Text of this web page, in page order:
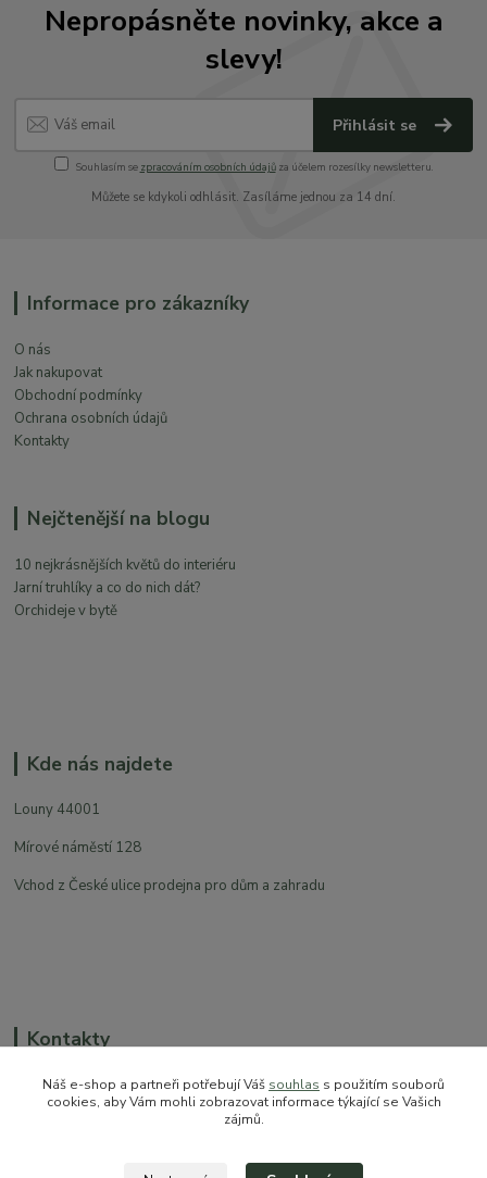
Nepropásněte novinky, akce a
slevy!
Přihlásit se
Souhlasím se zpracováním osobních údajůza účelem rozesílky newsletteru.
Můžete se kdykoli odhlásit. Zasíláme jednou za 14 dní.
Informace pro zákazníky
O nás
Jak nakupovat
Obchodní podmínky
Ochrana osobních údajů
Kontakty
Nejčtenější na blogu
10 nejkrásnějších květů do interiéru
Jarní truhlíky a co do nich dát?
Orchideje v bytě
Kde nás najdete
Louny 44001
Mírové náměstí 128
Vchod z České ulice prodejna pro dům a zahradu
Kontakty
sales@prokytky.cz
Náš e-shop a partneři potřebují Váš souhlas s použitím souborů
cookies, aby Vám mohli zobrazovat informace týkající se Vašich
zájmů.